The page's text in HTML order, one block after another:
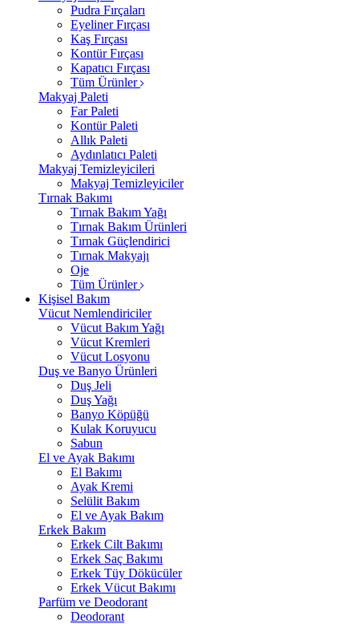
Pudra Fırçaları
Eyeliner Fırçası
Kaş Fırçası
Kontür Fırçası
Kapatıcı Fırçası
Tüm Ürünler
Makyaj Paleti
Far Paleti
Kontür Paleti
Allık Paleti
Aydınlatıcı Paleti
Makyaj Temizleyicileri
Makyaj Temizleyiciler
Tırnak Bakımı
Tırnak Bakım Yağı
Tırnak Bakım Ürünleri
Tırnak Güçlendirici
Tırnak Makyajı
Oje
Tüm Ürünler
Kişisel Bakım
Vücut Nemlendiriciler
Vücut Bakım Yağı
Vücut Kremleri
Vücut Losyonu
Duş ve Banyo Ürünleri
Duş Jeli
Duş Yağı
Banyo Köpüğü
Kulak Koruyucu
Sabun
El ve Ayak Bakımı
El Bakımı
Ayak Kremi
Selülit Bakım
El ve Ayak Bakım
Erkek Bakım
Erkek Cilt Bakımı
Erkek Saç Bakımı
Erkek Tüy Dökücüler
Erkek Vücut Bakımı
Parfüm ve Deodorant
Deodorant